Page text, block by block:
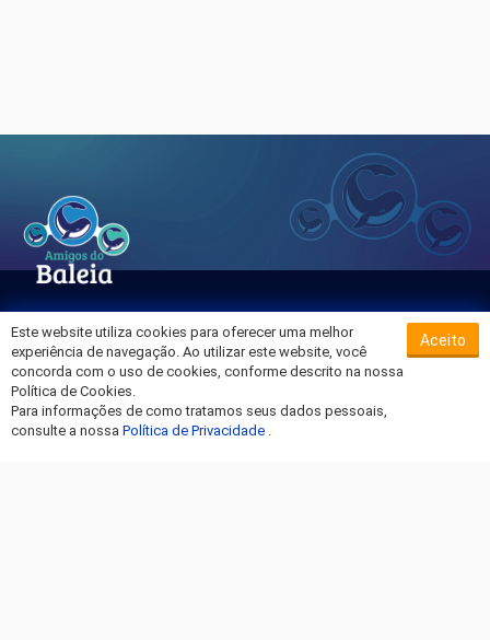
Sobre o Hospital da Baleia
Termos de Uso
Política de Privacidade
Entre em Contato
Este website utiliza cookies para oferecer uma melhor
experiência de navegação. Ao utilizar este website, você
concorda com o uso de cookies, conforme descrito na nossa
Política de Cookies.
Para informações de como tratamos seus dados pessoais,
consulte a nossa Política de Privacidade .
Aceito